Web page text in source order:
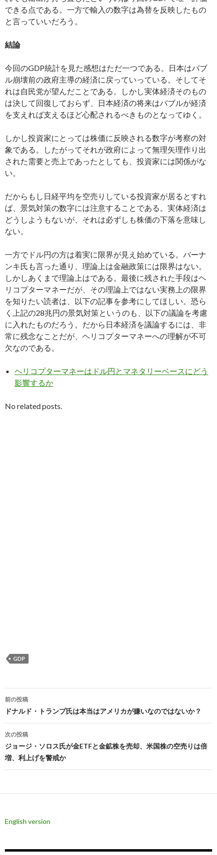
できる点である。一方で輸入の数字は為替を反映したもの
と言っていいだろう。
結論
今回のGDP統計を見た感想はただ一つである。日本はバブ
ル崩壊前の政府主導の経済に戻っていっている。そしてそ
れは自民党が望んだことである。しかし実体経済そのもの
は決して回復しておらず、日本経済の将来はバブルが経済
を支えれば支えるほど心配されるべきものとなってゆく。
しかし投資家にとっては株価に反映される数字が考察の対
象である。したがってそれが政府によって無理矢理作り出
された需要と売上であったとしても、投資家には関係がな
い。
だからもし日経平均を空売りしている投資家が居るとすれ
ば、景気対策の数字には注意することである。実体経済は
どうしようもないが、それは必ずしも株価の下落を意味し
ない。
一方でドル円の方は着実に限界が見え始めている。バーナ
ンキ氏も言った通り、理論上は金融政策には限界はない。
しかしあくまで理論上はである。最後に残された手段はヘ
リコプターマネーだが、その理論上ではない実務上の限界
を知りたい読者は、以下の記事を参考にしてほしい。恐ら
く上記の28兆円の景気対策というのも、以下の議論を考慮
に入れたものだろう。だから日本経済を議論するには、非
常に残念なことだが、ヘリコプターマネーへの理解が不可
欠なのである。
ヘリコプターマネーはドル円とマネタリーベースにどう
影響するか
No related posts.
GDP
投
稿
ナ
ビ
ゲ
シ
前の投稿
ドナルド・トランプ氏は本当はアメリカが嫌いなのではないか？
次の投稿
ジョージ・ソロス氏が金ETFと金鉱株を売却、米国株の空売りは倍
増、利上げを警戒か
English version